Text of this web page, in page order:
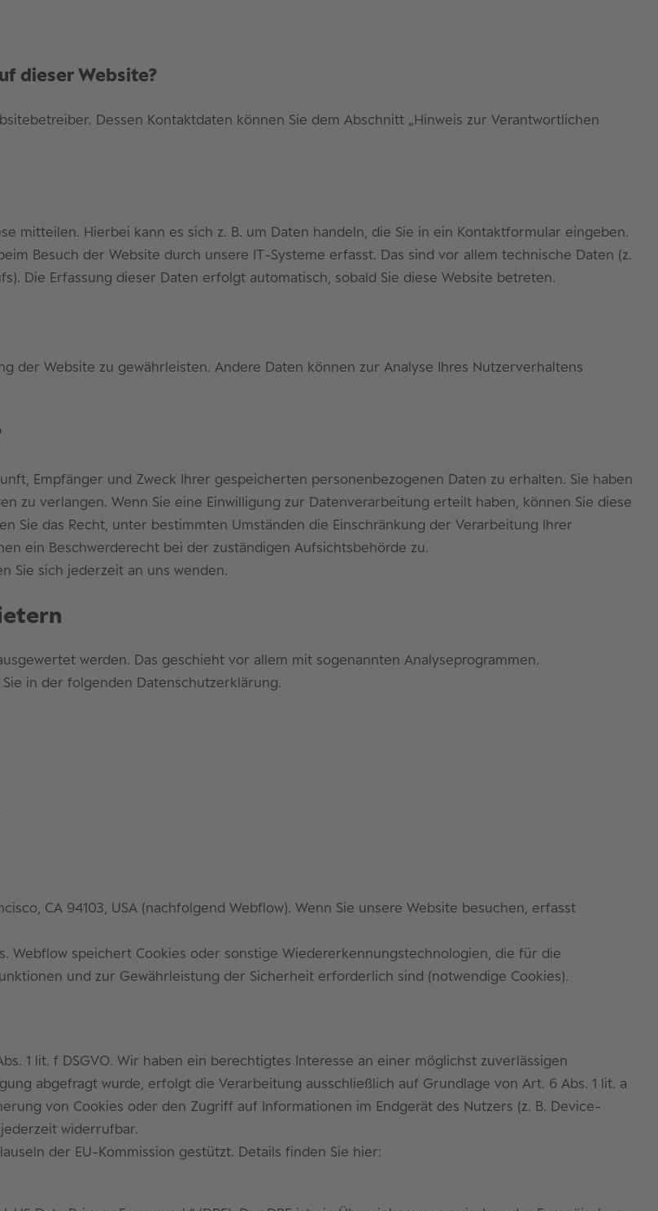
dieser Website?
Dessen Kontaktdaten können Sie dem Abschnitt „Hinweis zur Verantwortlichen
mitteilen. Hierbei kann es sich z. B. um Daten handeln, die Sie in ein Kontaktformular eingeben.
Besuch der Website durch unsere IT-Systeme erfasst. Das sind vor allem technische Daten (z.
Die Erfassung dieser Daten erfolgt automatisch, sobald Sie diese Website betreten.
der Website zu gewährleisten. Andere Daten können zur Analyse Ihres Nutzerverhaltens
Empfänger und Zweck Ihrer gespeicherten personenbezogenen Daten zu erhalten. Sie haben
zu verlangen. Wenn Sie eine Einwilligung zur Datenverarbeitung erteilt haben, können Sie diese
Sie das Recht, unter bestimmten Umständen die Einschränkung der Verarbeitung Ihrer
ein Beschwerderecht bei der zuständigen Aufsichtsbehörde zu.
Sie sich jederzeit an uns wenden.
werden. Das geschieht vor allem mit sogenannten Analyseprogrammen.
in der folgenden Datenschutzerklärung.
CA 94103, USA (nachfolgend Webflow). Wenn Sie unsere Website besuchen, erfasst
Webflow speichert Cookies oder sonstige Wiedererkennungstechnologien, die für die
und zur Gewährleistung der Sicherheit erforderlich sind (notwendige Cookies).
1 lit. f DSGVO. Wir haben ein berechtigtes Interesse an einer möglichst zuverlässigen
abgefragt wurde, erfolgt die Verarbeitung ausschließlich auf Grundlage von Art. 6 Abs. 1 lit. a
von Cookies oder den Zugriff auf Informationen im Endgerät des Nutzers (z. B. Device-
widerrufbar.
der EU-Kommission gestützt. Details finden Sie hier: